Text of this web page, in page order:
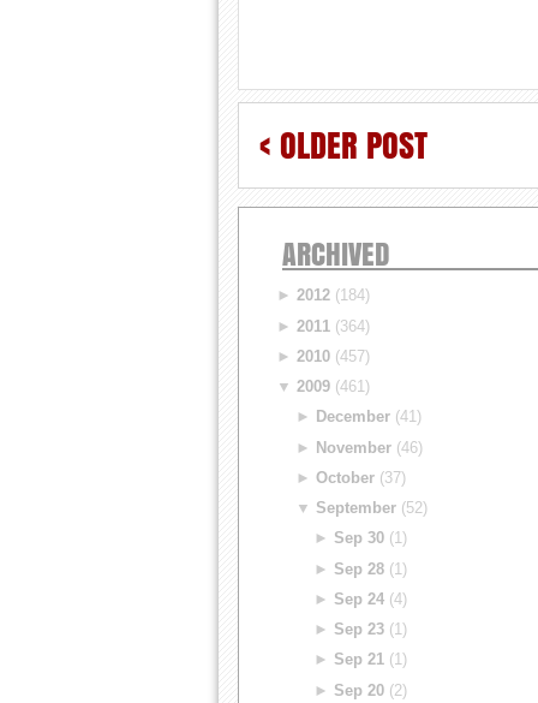
< OLDER POST
ARCHIVED
►2012 (184)
►2011 (364)
►2010 (457)
▼2009 (461)
►
December(41)
► November(46)
► October(37)
▼ September(52)
► Sep 30 (1)
► Sep 28 (1)
► Sep 24 (4)
► Sep 23 (1)
► Sep 21 (1)
► Sep 20 (2)